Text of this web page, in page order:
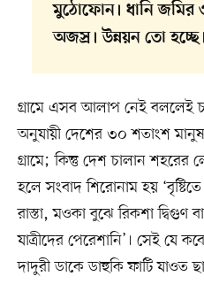
মুঠোফোন। ধানি জমির
অজস্র। উন্নয়ন তো হচ্ছে।
গ্রামে এসব আলাপ নেই বললেই
অনুযায়ী দেশের ৩০ শতাংশ
গ্রামে; কিন্তু দেশ চালান শহরের
হলে সংবাদ শিরোনাম হয়
রাস্তা, মওকা বুঝে রিকশা দ্বিগুণ
যাত্রীদের পেরেশানি’। সেই যে
দাদুরী ডাকে ডাহুকি ফাটি যাওত